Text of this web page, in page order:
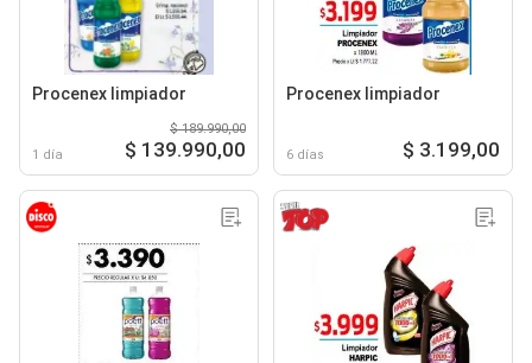
Procenex limpiador
1 día
$ 189.990,00
$ 139.990,00
Procenex limpiador
6 días $ 3.199,00